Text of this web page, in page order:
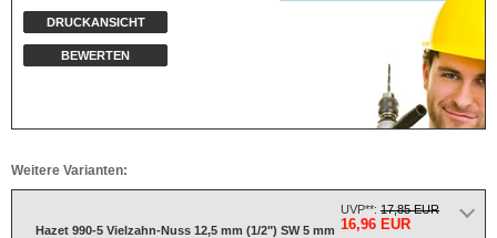
DRUCKANSICHT
BEWERTEN
Weitere Varianten:
Hazet 990-5 Vielzahn-Nuss 12,5 mm (1/2") SW 5 mm
UVP**: 17,85 EUR
16,96 EUR